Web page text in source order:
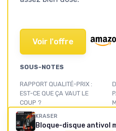
Voir l'offre
SOUS-NOTES
RAPPORT QUALITÉ-PRIX :
EST-CE QUE ÇA VAUT LE
COUP ?
★★★★★
★★★★★
KRASER